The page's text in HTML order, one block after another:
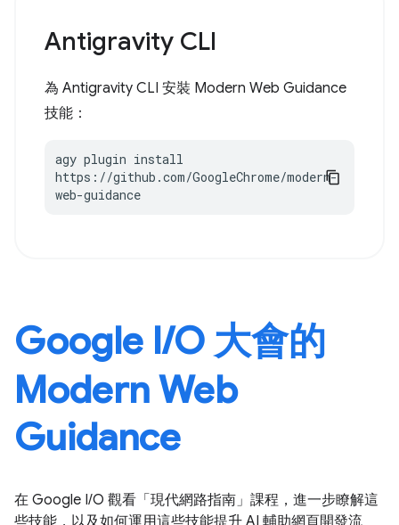
Antigravity CLI
為 Antigravity CLI 安裝 Modern Web Guidance
技能：
agy plugin install
https://github.com/GoogleChrome/modern-
web-guidance
Google I/O 大會的
Modern Web
Guidance
在 Google I/O 觀看「現代網路指南」課程，進一步瞭解這